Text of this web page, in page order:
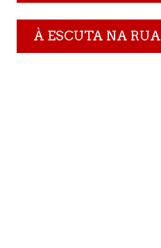
À ESCUTA NA RUA